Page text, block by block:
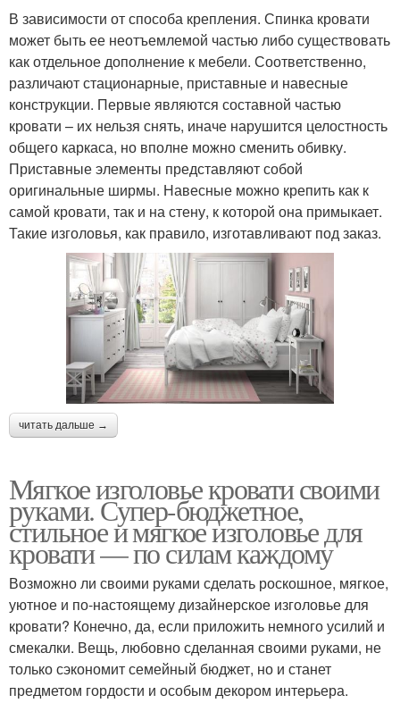
В зависимости от способа крепления. Спинка кровати
может быть ее неотъемлемой частью либо существовать
как отдельное дополнение к мебели. Соответственно,
различают стационарные, приставные и навесные
конструкции. Первые являются составной частью
кровати – их нельзя снять, иначе нарушится целостность
общего каркаса, но вполне можно сменить обивку.
Приставные элементы представляют собой
оригинальные ширмы. Навесные можно крепить как к
самой кровати, так и на стену, к которой она примыкает.
Такие изголовья, как правило, изготавливают под заказ.
читать дальше →
Мягкое изголовье кровати своими
руками. Супер-бюджетное,
стильное и мягкое изголовье для
кровати — по силам каждому
Возможно ли своими руками сделать роскошное, мягкое,
уютное и по-настоящему дизайнерское изголовье для
кровати? Конечно, да, если приложить немного усилий и
смекалки. Вещь, любовно сделанная своими руками, не
только сэкономит семейный бюджет, но и станет
предметом гордости и особым декором интерьера.